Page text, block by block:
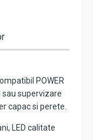
POWER
sau supervizare
capac si perete.
LED calitate